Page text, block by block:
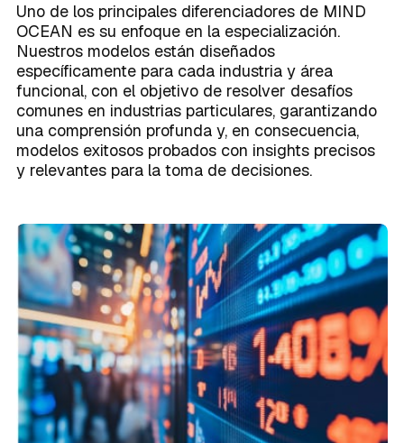
Uno de los principales diferenciadores de MIND
OCEAN es su enfoque en la especialización.
Nuestros modelos están diseñados
específicamente para cada industria y área
funcional, con el objetivo de resolver desafíos
comunes en industrias particulares, garantizando
una comprensión profunda y, en consecuencia,
modelos exitosos probados con insights precisos
y relevantes para la toma de decisiones.